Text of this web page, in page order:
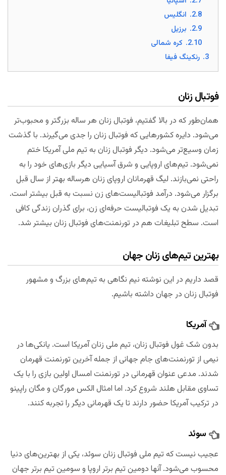
2.8. انگلیس
2.9. برزیل
2.10. کره شمالی
3. رنکینگ فیفا
فوتبال زنان
همان‌طور که در بالا گفتیم، فوتبال زنان هر ساله بزرگتر و محبوب‌تر
می‌شود. دایره کشورهایی که فوتبال زنان را جدی می‌گیرند. با گذشت
زمان وسیع‌تر می‌شود. دیگر فوتبال زنان به تیم ملی آمریکا ختم
نمی‌شود. تیم‌های اروپایی و شرق آسیایی دیگر بازی‌های خود را به
راحتی نمی‌بازند. لیگ قهرمانان اروپای زنان هرساله بهتر از سال قبل
برگزار می‌شود. درآمد فوتبالیست‌های زن نسبت به قبل بیشتر است.
تبدیل شدن به یک فوتبالیست حرفه‌ای زن، برای گذران زندگی کافی
است. سطح تبلیغات هم در تورنمنت‌های فوتبال زنان بیشتر شد.
بهترین تیم‌های زنان جهان
قصد داریم در این نوشته نیم نگاهی به تیم‌های بزرگ و مشهور
فوتبال زنان در جهان داشته باشیم.
آمریکا
بدون شک غول فوتبال زنان، تیم ملی زنان آمریکا است. یانکی‌ها در
نیمی از تورنمنت‌های جام جهانی از جمله آخرین تورنمنت قهرمان
شدند. مدعی عنوان قهرمانی در تورنمنت امسال اولین بازی را با یک
تساوی مقابل هلند شروع کرد. اما امثال الکس مورگان و مگان راپینو
در ترکیب آمریکا حضور دارند تا یک قهرمانی دیگر را تجربه کنند.
سوئد
عجیب نیست که تیم ملی فوتبال زنان سوئد، یکی از بهترین‌های دنیا
محسوب می‌شود. آنها دومین تیم برتر اروپا و سومین تیم برتر جهان